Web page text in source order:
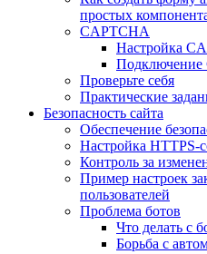
простых
CAPTCHA
Настройка
Подключение
Проверьте себя
Практические
Безопасность сайта
Обеспечение
Настройка HTTPS-
Контроль за
Пример настроек
пользователей
Проблема ботов
Что делать с
Борьба с